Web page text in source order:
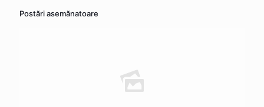
Postări asemănatoare